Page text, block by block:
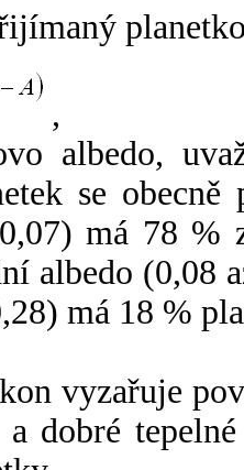
,
albedo,
se
má 78 %
albedo (0,08
má 18 %
vyzařuje
dobré